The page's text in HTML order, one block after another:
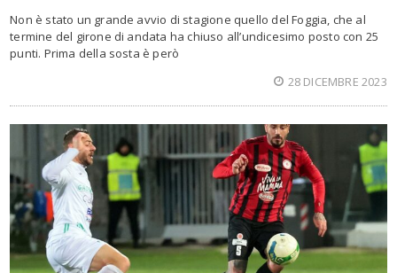
Non è stato un grande avvio di stagione quello del Foggia, che al
termine del girone di andata ha chiuso all’undicesimo posto con 25
punti. Prima della sosta è però
28 DICEMBRE 2023